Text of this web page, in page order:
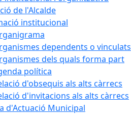
de l'Alcalde
institucional
dependents o vinculats
dels quals forma part
política
d'obsequis als alts càrrecs
d'invitacions als alts càrrecs
d'Actuació Municipal